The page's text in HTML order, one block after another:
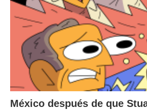
México después de que